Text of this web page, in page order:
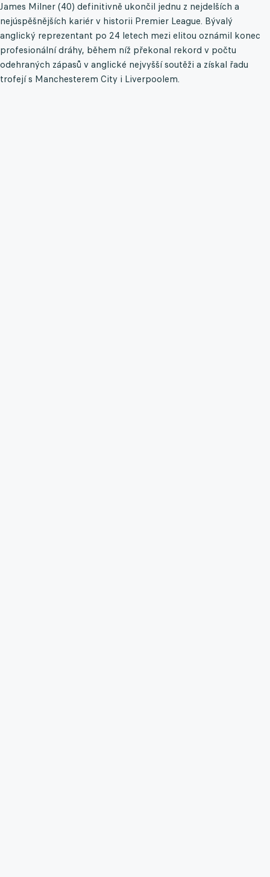
James Milner (40) definitivně ukončil jednu z nejdelších a
nejúspěšnějších kariér v historii Premier League. Bývalý
anglický reprezentant po 24 letech mezi elitou oznámil konec
profesionální dráhy, během níž překonal rekord v počtu
odehraných zápasů v anglické nejvyšší soutěži a získal řadu
trofejí s Manchesterem City i Liverpoolem.